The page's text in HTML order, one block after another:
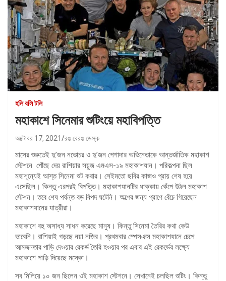
হলি বলি টলি
মহাকাশে সিনেমার শুটিংয়ে মহাবিপত্তি
অক্টোবর 17, 2021 রঙ বেরঙ ডেস্ক
মাসের শুরুতেই দু’জন নভোচর ও দু’জন পেশাদার অভিনেতাকে আন্তর্জাতিক মহাকাশ
স্টেশনে পৌঁছে দেয় রাশিয়ার সয়ুজ এমএস-১৯ মহাকাশযান। পরিকল্পনা ছিল
মহাশূন্যেই আস্ত সিনেমা শুট করার। সেইমতো ছবির কাজও প্রায় শেষ হয়ে
এসেছিল। কিন্তু এরপরই বিপত্তি। মহাকাশযানটির ধাক্কায় কেঁপে উঠল মহাকাশ
স্টেশন। তবে শেষ পর্যন্ত বড় বিপদ ঘটেনি। অল্পের জন্য প্রাণে বেঁচে গিয়েছেন
মহাকাশযানের যাত্রীরা।
মহাকাশে বহু অসাধ্য সাধন করেছে মানুষ। কিন্তু সিনেমা তৈরির কথা কেউ
ভাবেনি। রাশিয়াই গড়ছে নয়া নজির। প্রথমবার স্পেসএক্স মহাকাশযানে চেপে
আমজনতার পাড়ি দেওয়ার রেকর্ড তৈরি হওয়ার পর এবার এই রেকর্ডের লক্ষ্যে
মহাকাশে পাড়ি দিয়েছে মস্কো।
সব মিলিয়ে ১০ জন ছিলেন ওই মহাকাশ স্টেশনে। সেখানেই চলছিল শুটিং। কিন্তু